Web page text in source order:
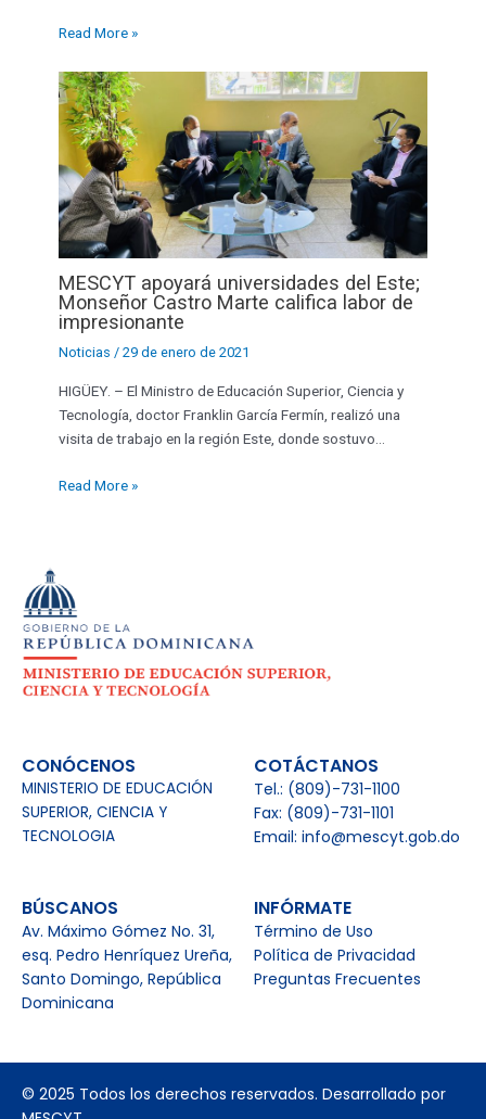
Read More »
MESCYT apoyará universidades del Este;
Monseñor Castro Marte califica labor de
impresionante
Noticias /29 de enero de 2021
HIGÜEY. – El Ministro de Educación Superior, Ciencia y
Tecnología, doctor Franklin García Fermín, realizó una
visita de trabajo en la región Este, donde sostuvo…
Read More »
CONÓCENOS
MINISTERIO DE EDUCACIÓN
SUPERIOR, CIENCIA Y
TECNOLOGIA
COTÁCTANOS
Tel.: (809)-731-1100
Fax: (809)-731-1101
Email: info@mescyt.gob.do
BÚSCANOS
Av. Máximo Gómez No. 31,
esq. Pedro Henríquez Ureña,
Santo Domingo, República
Dominicana
INFÓRMATE
Término de Uso
Política de Privacidad
Preguntas Frecuentes
© 2025 Todos los derechos reservados. Desarrollado por